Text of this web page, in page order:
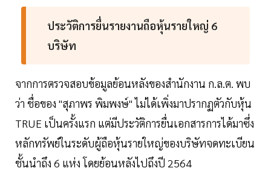
ประวัติการยื่นรายงานถือหุ้นรายใหญ่ 6
บริษัท
จากการตรวจสอบข้อมูลย้อนหลังของสำนักงาน ก.ล.ต. พบ
ว่า ชื่อของ "สุภาพร พิมพงษ์" ไม่ได้เพิ่งมาปรากฏตัวกับหุ้น
TRUE เป็นครั้งแรก แต่มีประวัติการยื่นเอกสารการได้มาซึ่ง
หลักทรัพย์ในระดับผู้ถือหุ้นรายใหญ่ของบริษัทจดทะเบียน
ชั้นนำถึง 6 แห่ง โดยย้อนหลังไปถึงปี 2564